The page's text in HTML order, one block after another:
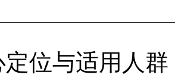
位与适用人群